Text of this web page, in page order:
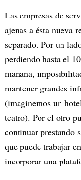
Las empresas de
ajenas a ésta nueva
separado. Por un
perdiendo hasta el
mañana,
mantener grandes
(imaginemos un
teatro). Por el otro
continuar prestando
que puede trabajar
incorporar una